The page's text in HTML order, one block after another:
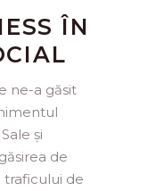
ÎN
ne-a găsit
și
de
de